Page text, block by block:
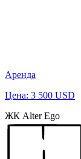
Аренда
Цена: 3 500 USD
ЖК Alter Ego